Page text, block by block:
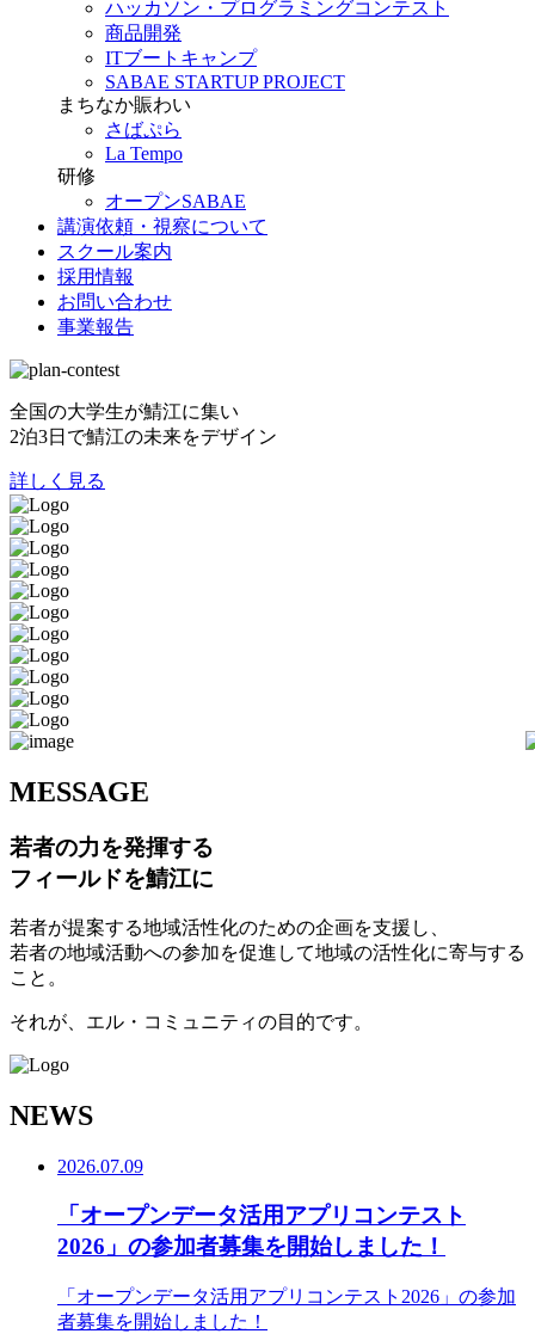
ハッカソン・プログラミングコンテスト
商品開発
ITブートキャンプ
SABAE STARTUP PROJECT
まちなか賑わい
さばぷら
La Tempo
研修
オープンSABAE
講演依頼・視察について
スクール案内
採用情報
お問い合わせ
事業報告
全国の大学生が鯖江に集い
2泊3日で鯖江の未来をデザイン
詳しく見る
MESSAGE
若者の力を発揮する
フィールドを鯖江に
若者が提案する地域活性化のための企画を支援し、
若者の地域活動への参加を促進して地域の活性化に寄与する
こと。
それが、エル・コミュニティの目的です。
NEWS
2026.07.09
「オープンデータ活用アプリコンテスト
2026」の参加者募集を開始しました！
「オープンデータ活用アプリコンテスト2026」の参加
者募集を開始しました！